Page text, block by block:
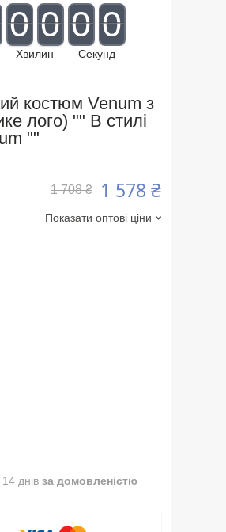
0 0
Хвилин
0 0
Секунд
костюм Venum з
лого) "" В стилі
""
1 708 ₴ 1 578 ₴
Показати оптові ціни
днів за домовленістю